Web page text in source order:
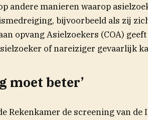
andere manieren waarop
bijvoorbeeld als zij
opvang Asielzoekers (COA)
of nareiziger gevaarlijk
moet beter’
Rekenkamer de screening van de